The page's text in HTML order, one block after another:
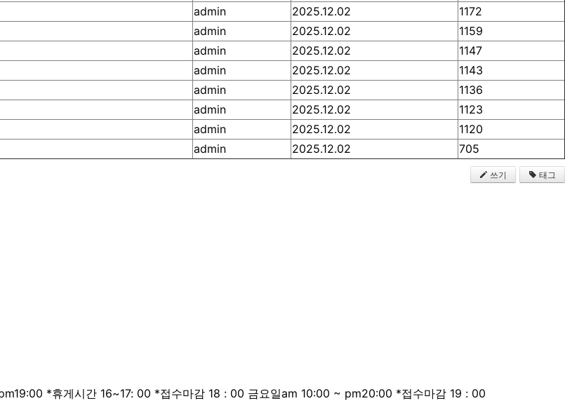
admin 2025.12.02
1172
admin 2025.12.02
1159
admin 2025.12.02
1147
admin 2025.12.02
1143
admin 2025.12.02
1136
admin 2025.12.02
1123
admin 2025.12.02
1120
admin 2025.12.02 705
쓰기 태그
*휴게시간 16~17: 00 *접수마감 18 : 00 금요일am 10:00 ~ pm20:00 *접수마감 19 : 00